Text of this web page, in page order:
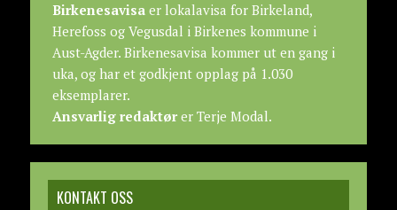
Birkenesavisaer lokalavisa for Birkeland,
Herefoss og Vegusdal i Birkenes kommune i
Aust-Agder. Birkenesavisa kommer ut en gang i
uka, og har et godkjent opplag på 1.030
eksemplarer.
Ansvarlig redaktører Terje Modal.
KONTAKT OSS